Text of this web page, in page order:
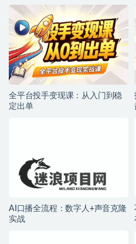
全平台投手变现课：从入门到稳
定出单
AI口播全流程：数字人+声音克隆
实战